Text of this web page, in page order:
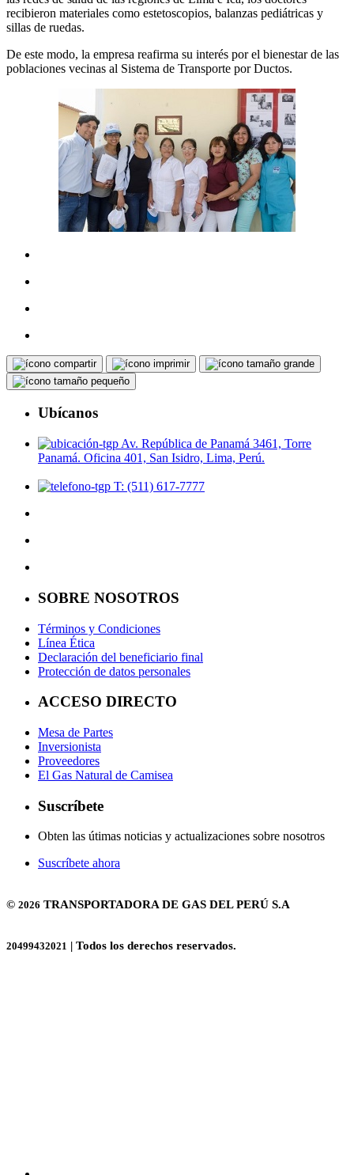
recibieron materiales como estetoscopios, balanzas pediátricas y
sillas de ruedas.
De este modo, la empresa reafirma su interés por el bienestar de las
poblaciones vecinas al Sistema de Transporte por Ductos.
Ubícanos
Av. República de Panamá 3461, Torre
Panamá. Oficina 401, San Isidro, Lima, Perú.
T: (511) 617-7777
SOBRE NOSOTROS
Términos y Condiciones
Línea Ética
Declaración del beneficiario final
Protección de datos personales
ACCESO DIRECTO
Mesa de Partes
Inversionista
Proveedores
El Gas Natural de Camisea
Suscríbete
Obten las útimas noticias y actualizaciones sobre nosotros
Suscríbete ahora
© 2026 TRANSPORTADORA DE GAS DEL PERÚ S.A
20499432021 | Todos los derechos reservados.